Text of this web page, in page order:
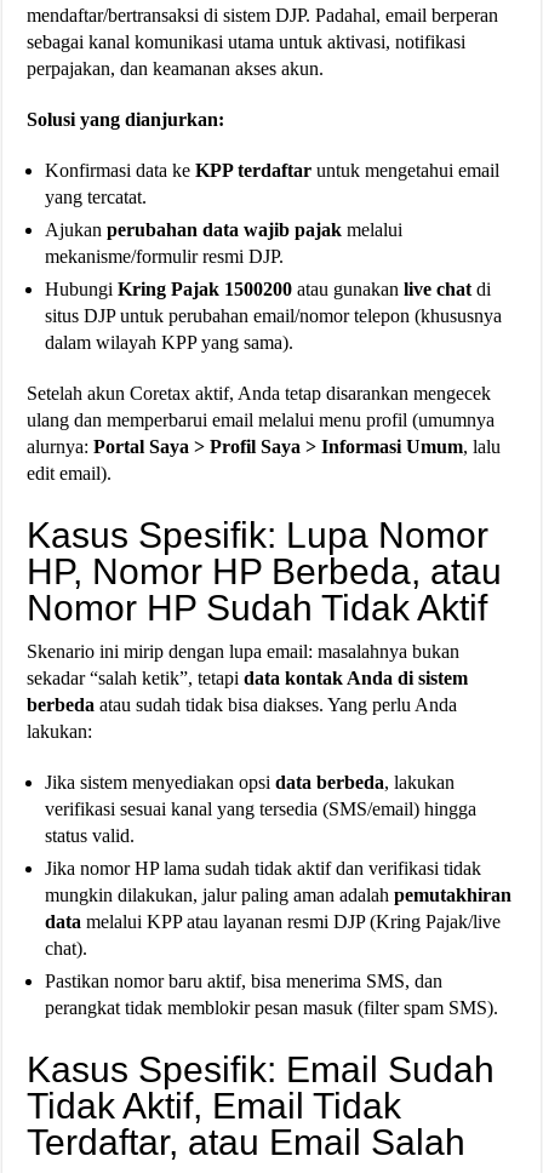
mendaftar/bertransaksi di sistem DJP. Padahal, email berperan
sebagai kanal komunikasi utama untuk aktivasi, notifikasi
perpajakan, dan keamanan akses akun.
Solusi yang dianjurkan:
Konfirmasi data keKPP terdaftar untuk mengetahui email
yang tercatat.
Ajukanperubahan data wajib pajak melalui
mekanisme/formulir resmi DJP.
HubungiKring Pajak 1500200 atau gunakanlive chat di
situs DJP untuk perubahan email/nomor telepon (khususnya
dalam wilayah KPP yang sama).
Setelah akun Coretax aktif, Anda tetap disarankan mengecek
ulang dan memperbarui email melalui menu profil (umumnya
alurnya:Portal Saya > Profil Saya > Informasi Umum, lalu
edit email).
Kasus Spesifik: Lupa Nomor
HP, Nomor HP Berbeda, atau
Nomor HP Sudah Tidak Aktif
Skenario ini mirip dengan lupa email: masalahnya bukan
sekadar “salah ketik”, tetapidata kontak Anda di sistem
berbeda atau sudah tidak bisa diakses. Yang perlu Anda
lakukan:
Jika sistem menyediakan opsidata berbeda, lakukan
verifikasi sesuai kanal yang tersedia (SMS/email) hingga
status valid.
Jika nomor HP lama sudah tidak aktif dan verifikasi tidak
mungkin dilakukan, jalur paling aman adalahpemutakhiran
data melalui KPP atau layanan resmi DJP (Kring Pajak/live
chat).
Pastikan nomor baru aktif, bisa menerima SMS, dan
perangkat tidak memblokir pesan masuk (filter spam SMS).
Kasus Spesifik: Email Sudah
Tidak Aktif, Email Tidak
Terdaftar, atau Email Salah